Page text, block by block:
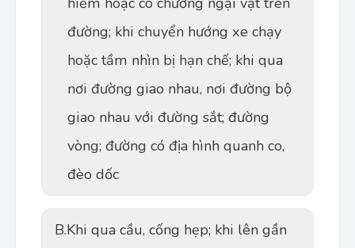
đường; khi chuyển hướng xe chạy
hoặc tầm nhìn bị hạn chế; khi qua
nơi đường giao nhau, nơi đường bộ
giao nhau với đường sắt; đường
vòng; đường có địa hình quanh co,
đèo dốc
B.Khi qua cầu, cống hẹp; khi lên gần